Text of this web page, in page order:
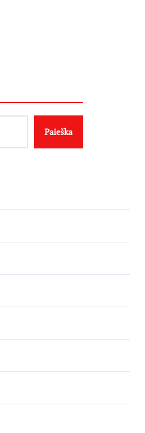
Paieška